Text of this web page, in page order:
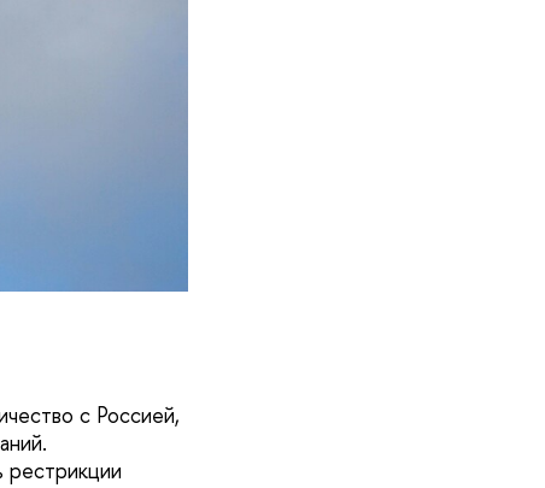
с Россией,